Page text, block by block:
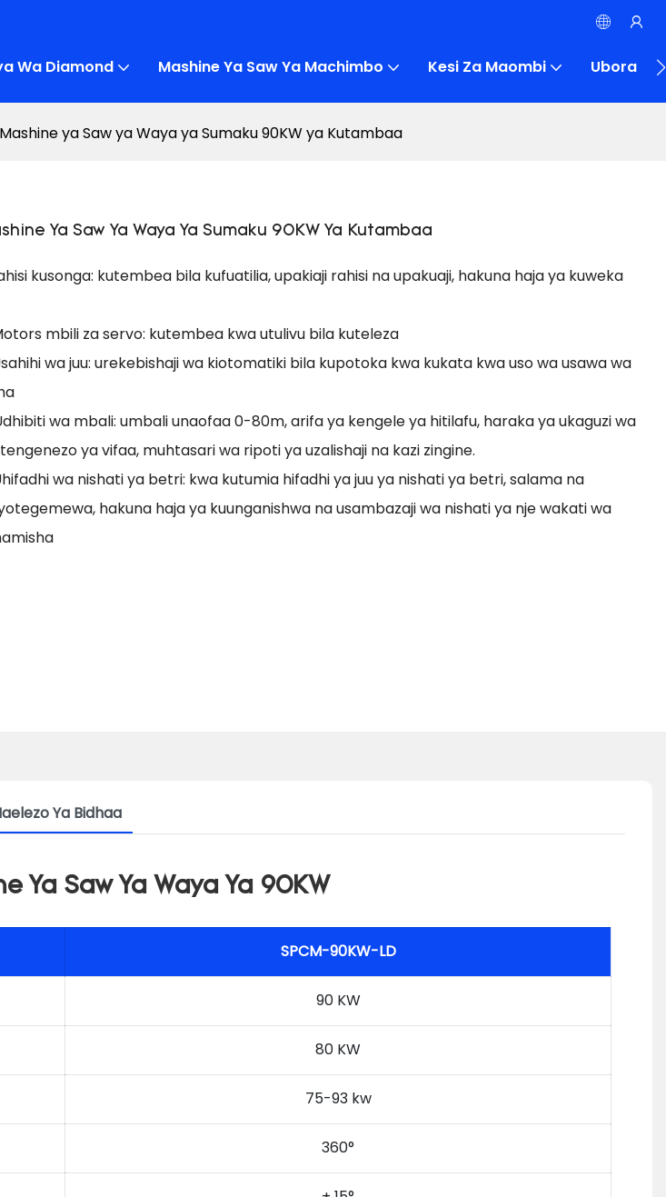
Wa Diamond Mashine Ya Saw Ya Machimbo Kesi Za Maombi Ubora
Mashine ya Saw ya Waya ya Sumaku 90KW ya Kutambaa
Ya Saw Ya Waya Ya Sumaku 90KW Ya Kutambaa
kusonga: kutembea bila kufuatilia, upakiaji rahisi na upakuaji, hakuna haja ya kuweka
mbili za servo: kutembea kwa utulivu bila kuteleza
wa juu: urekebishaji wa kiotomatiki bila kupotoka kwa kukata kwa uso wa usawa wa
wa mbali: umbali unaofaa 0-80m, arifa ya kengele ya hitilafu, haraka ya ukaguzi wa
ya vifaa, muhtasari wa ripoti ya uzalishaji na kazi zingine.
wa nishati ya betri: kwa kutumia hifadhi ya juu ya nishati ya betri, salama na
hakuna haja ya kuunganishwa na usambazaji wa nishati ya nje wakati wa
Ya Bidhaa
Ya Saw Ya Waya Ya 90KW
SPCM-90KW-LD
90 KW
80 KW
75-93 kw
360°